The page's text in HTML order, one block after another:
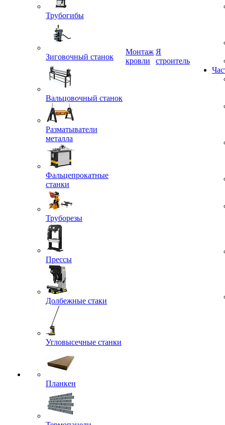
Трубогибы
Зиговочный станок
Вальцовочный станок
Разматыватели
металла
Фальцепрокатные
станки
Труборезы
Прессы
Долбежные стаки
Угловысечные станки
Планкен
Монтаж
кровли
Я
строитель